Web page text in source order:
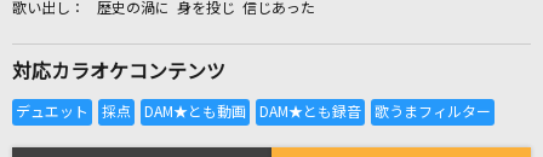
全国りれき
歴史の渦に 身を投じ 信じあった
対応カラオケコンテンツ